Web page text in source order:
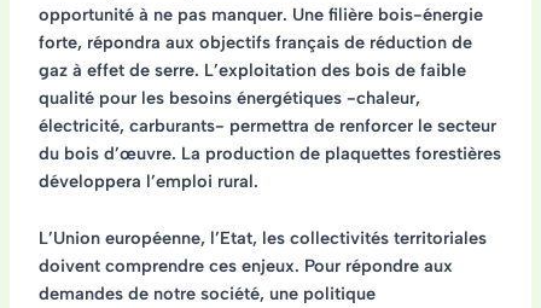
opportunité à ne pas manquer. Une filière bois-énergie
forte, répondra aux objectifs français de réduction de
gaz à effet de serre. L’exploitation des bois de faible
qualité pour les besoins énergétiques -chaleur,
électricité, carburants- permettra de renforcer le secteur
du bois d’œuvre. La production de plaquettes forestières
développera l’emploi rural.
L’Union européenne, l’Etat, les collectivités territoriales
doivent comprendre ces enjeux. Pour répondre aux
demandes de notre société, une politique